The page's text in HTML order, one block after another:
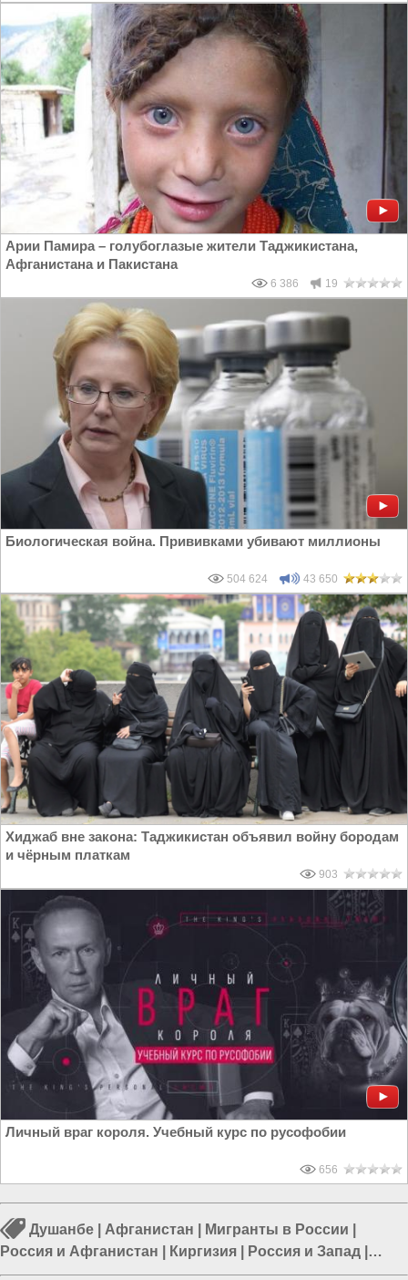
Арии Памира – голубоглазые жители Таджикистана,
Афганистана и Пакистана
6 386 19
Биологическая война. Прививками убивают миллионы
504 624 43 650
Хиджаб вне закона: Таджикистан объявил войну бородам
и чёрным платкам
903
Личный враг короля. Учебный курс по русофобии
656
Душанбе Афганистан Мигранты в России
Россия и Афганистан
Киргизия Россия и Запад
Узбекистан